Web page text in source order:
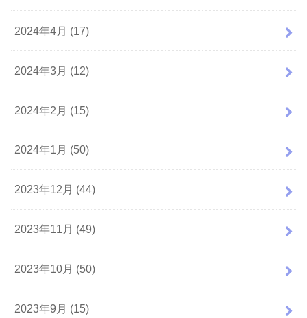
2024年4月 (17)
2024年3月 (12)
2024年2月 (15)
2024年1月 (50)
2023年12月 (44)
2023年11月 (49)
2023年10月 (50)
2023年9月 (15)